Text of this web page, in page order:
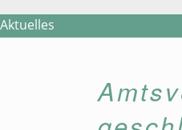
Aktuelles
Ansprechpartner/innen